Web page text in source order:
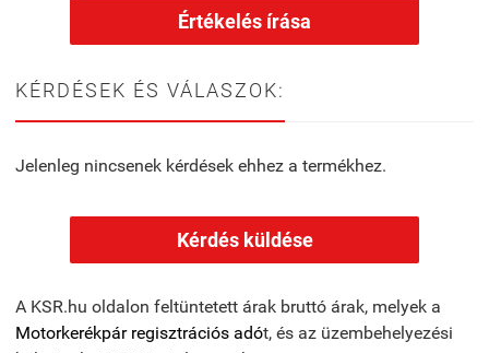
Értékelés írása
KÉRDÉSEK ÉS VÁLASZOK:
Jelenleg nincsenek kérdések ehhez a termékhez.
Kérdés küldése
A KSR.hu oldalon feltüntetett árak bruttó árak, melyek a
Motorkerékpár regisztrációs adót, és az üzembehelyezési